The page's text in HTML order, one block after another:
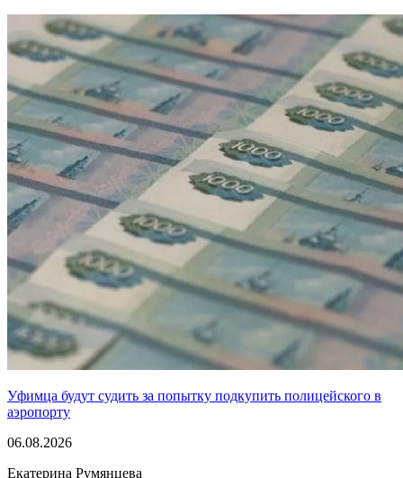
Уфимца будут судить за попытку подкупить полицейского в
аэропорту
06.08.2026
Екатерина Румянцева